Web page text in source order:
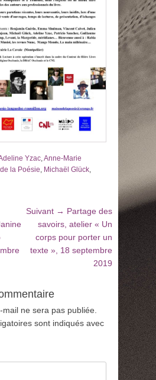
Yzac,Anne-Marie
la Poésie, Michaël Glück,
Suivant → Article
suivant
:
Partage des
savoirs, atelier « Un
corps pour porter un
texte », 18 septembre
2019
mail ne sera pas publiée.
sont indiqués avec